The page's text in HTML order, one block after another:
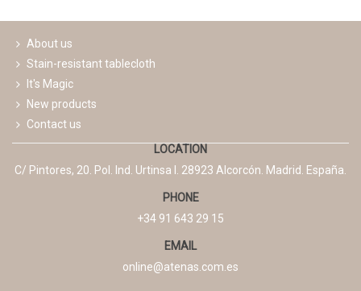
About us
Stain-resistant tablecloth
It's Magic
New products
Contact us
LOCATION
C/ Pintores, 20. Pol. Ind. Urtinsa I. 28923 Alcorcón. Madrid. España.
PHONE
+34 91 643 29 15
EMAIL
online@atenas.com.es